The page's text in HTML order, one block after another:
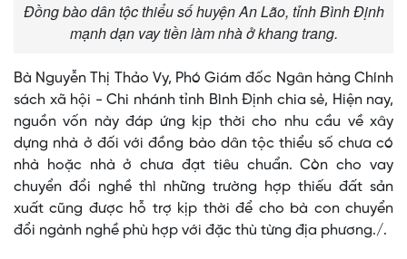
Đồng bào dân tộc thiểu số huyện An Lão, tỉnh Bình Định
mạnh dạn vay tiền làm nhà ở khang trang.
Bà Nguyễn Thị Thảo Vy, Phó Giám đốc Ngân hàng Chính
sách xã hội - Chi nhánh tỉnh Bình Định chia sẻ, Hiện nay,
nguồn vốn này đáp ứng kịp thời cho nhu cầu về xây
dựng nhà ở đối với đồng bào dân tộc thiểu số chưa có
nhà hoặc nhà ở chưa đạt tiêu chuẩn. Còn cho vay
chuyển đổi nghề thì những trường hợp thiếu đất sản
xuất cũng được hỗ trợ kịp thời để cho bà con chuyển
đổi ngành nghề phù hợp với đặc thù từng địa phương./.